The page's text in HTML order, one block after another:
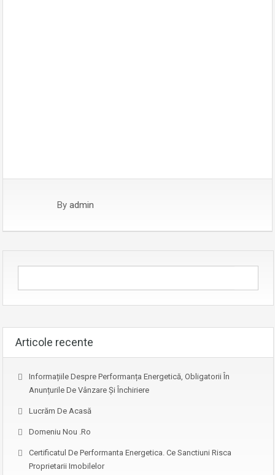
By admin
Articole recente
Informațiile Despre Performanța Energetică, Obligatorii În
Anunțurile De Vânzare Și Închiriere
Lucrăm De Acasă
Domeniu Nou .ro
Certificatul De Performanta Energetica. Ce Sanctiuni Risca
Proprietarii Imobilelor